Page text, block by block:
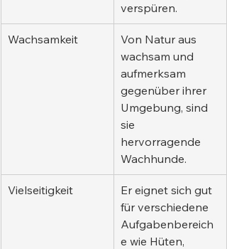
verspüren.
Wachsamkeit
Von Natur aus
wachsam und
aufmerksam
gegenüber ihrer
Umgebung, sind
sie
hervorragende
Wachhunde.
Vielseitigkeit
Er eignet sich gut
für verschiedene
Aufgabenbereich
e wie Hüten,